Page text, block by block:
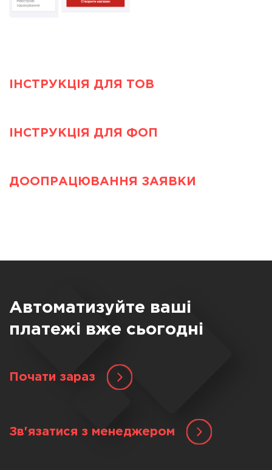
ІНСТРУКЦІЯ ДЛЯ ТОВ
ІНСТРУКЦІЯ ДЛЯ ФОП
ДООПРАЦЮВАННЯ ЗАЯВКИ
Автоматизуйте ваші
платежі вже сьогодні
Почати зараз
Зв'язатися з менеджером